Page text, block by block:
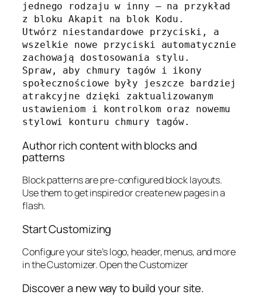
jednego rodzaju w inny — na przykład
z bloku Akapit na blok Kodu.
Utwórz niestandardowe przyciski, a
wszelkie nowe przyciski automatycznie
zachowają dostosowania stylu.
Spraw, aby chmury tagów i ikony
społecznościowe były jeszcze bardziej
atrakcyjne dzięki zaktualizowanym
ustawieniom i kontrolkom oraz nowemu
stylowi konturu chmury tagów.
Author rich content with blocks and
patterns
Block patterns are pre-configured block layouts.
Use them to get inspired or create new pages in a
flash.
Start Customizing
Configure your site’s logo, header, menus, and more
in the Customizer. Open the Customizer
Discover a new way to build your site.